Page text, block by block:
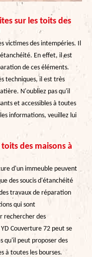
sur les toits des
victimes des intempéries. Il
En effet, il est
de ces éléments.
techniques, il est très
N'oubliez pas qu'il
et accessibles à toutes
informations, veuillez lui
des maisons à
d'un immeuble peuvent
des soucis d'étanchéité
travaux de réparation
qui sont
rechercher des
Couverture 72 peut se
qu'il peut proposer des
à toutes les bourses.